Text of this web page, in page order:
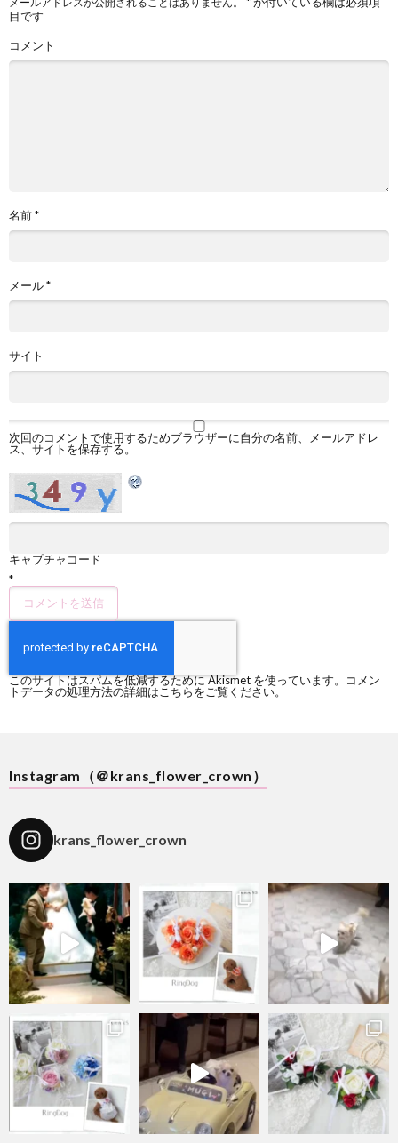
目です
コメント
名前*
メール*
サイト
次回のコメントで使用するためブラウザーに自分の名前、メールアドレ
ス、サイトを保存する。
キャプチャコード
*
このサイトはスパムを低減するために Akismet を使っています。
コメン
トデータの処理方法の詳細はこちらをご覧ください。
Instagram（＠krans_flower_crown）
krans_flower_crown